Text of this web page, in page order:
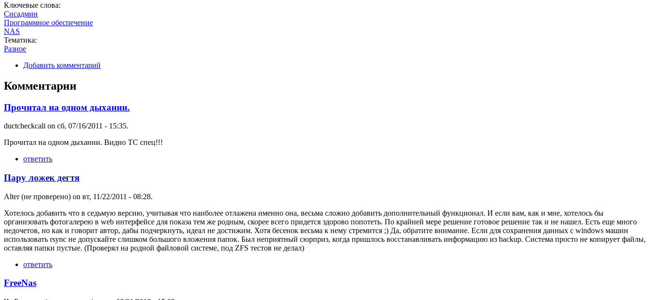
Ключевые слова:
Сисадмин
Программное обеспечение
NAS
Тематика:
Разное
Добавить комментарий
Комментарии
Прочитал на одном дыхании.
ductcheckcali on сб, 07/16/2011 - 15:35.
Прочитал на одном дыхании. Видно ТС спец!!!
ответить
Пару ложек дегтя
Alter (не проверено) on вт, 11/22/2011 - 08:28.
Хотелось добавить что в седьмую версию, учитывая что наиболее отлажена именно она, весьма сложно добавить дополнительный функционал. И если вам, как и мне, хотелось бы
организовать фотогалерею в web интерфейсе для показа тем же родным, скорее всего придется здорово попотеть. По крайней мере решение готовое решение так и не нашел. Есть еще много
недочетов, но как и говорит автор, дабы подчеркнуть, идеал не достижим. Хотя бесенок весьма к нему стремится ;) Да, обратите внимание. Если для сохранения данных с windows машин
использовать rsync не допускайте слишком большого вложения папок. Был неприятный сюрприз, когда пришлось восстанавливать информацию из backup. Система просто не копирует файлы,
оставляя папки пустые. (Проверял на родной файловой системе, под ZFS тестов не делал)
ответить
FreeNas